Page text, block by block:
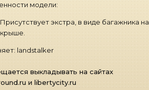
модели:
Присутствует экстра, в виде багажника на
крыше.
landstalker
выкладывать на сайтах
и libertycity.ru